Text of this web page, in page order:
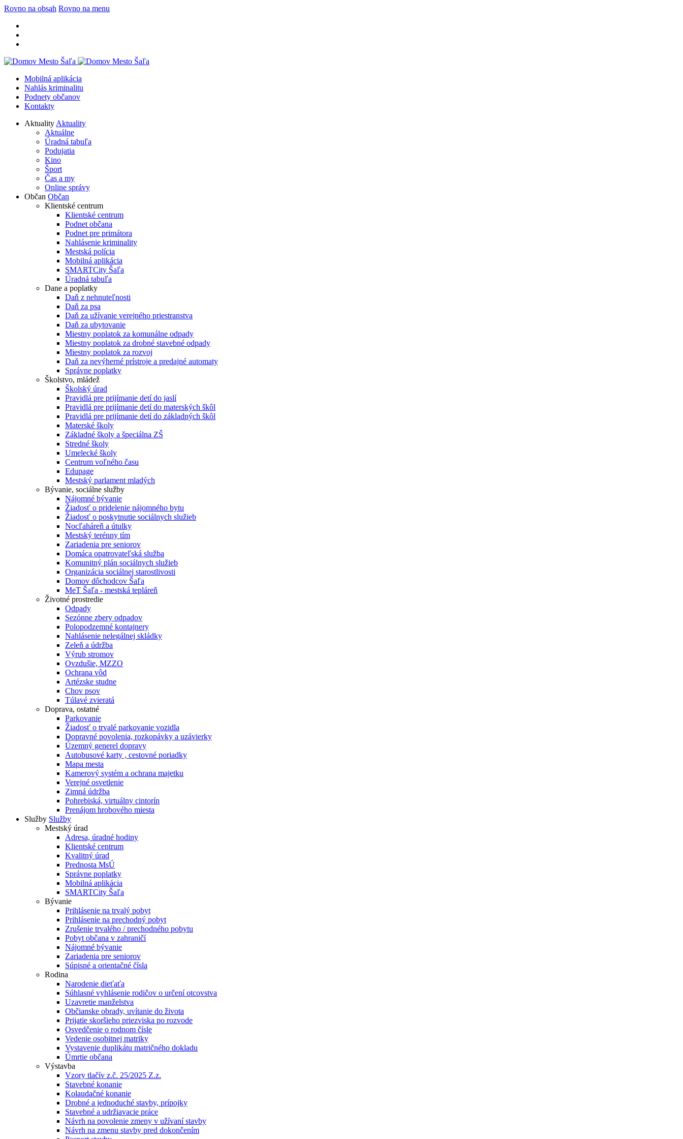
Rovno na obsah Rovno na menu
Mobilná aplikácia
Nahlás kriminalitu
Podnety občanov
Kontakty
Aktuality Aktuality
Aktuálne
Úradná tabuľa
Podujatia
Kino
Šport
Čas a my
Online správy
Občan Občan
Klientské centrum
Klientské centrum
Podnet občana
Podnet pre primátora
Nahlásenie kriminality
Mestská polícia
Mobilná aplikácia
SMARTCity Šaľa
Úradná tabuľa
Dane a poplatky
Daň z nehnuteľnosti
Daň za psa
Daň za užívanie verejného priestranstva
Daň za ubytovanie
Miestny poplatok za komunálne odpady
Miestny poplatok za drobné stavebné odpady
Miestny poplatok za rozvoj
Daň za nevýherné prístroje a predajné automaty
Správne poplatky
Školstvo, mládež
Školský úrad
Pravidlá pre prijímanie detí do jaslí
Pravidlá pre prijímanie detí do materských škôl
Pravidlá pre prijímanie detí do základných škôl
Materské školy
Základné školy a špeciálna ZŠ
Stredné školy
Umelecké školy
Centrum voľného času
Edupage
Mestský parlament mladých
Bývanie, sociálne služby
Nájomné bývanie
Žiadosť o pridelenie nájomného bytu
Žiadosť o poskytnutie sociálnych služieb
Nocľaháreň a útulky
Mestský terénny tím
Zariadenia pre seniorov
Domáca opatrovateľská služba
Komunitný plán sociálnych služieb
Organizácia sociálnej starostlivosti
Domov dôchodcov Šaľa
MeT Šaľa - mestská tepláreň
Životné prostredie
Odpady
Sezónne zbery odpadov
Polopodzemné kontajnery
Nahlásenie nelegálnej skládky
Zeleň a údržba
Výrub stromov
Ovzdušie, MZZO
Ochrana vôd
Artézske studne
Chov psov
Túlavé zvieratá
Doprava, ostatné
Parkovanie
Žiadosť o trvalé parkovanie vozidla
Dopravné povolenia, rozkopávky a uzávierky
Územný generel dopravy
Autobusové karty , cestovné poriadky
Mapa mesta
Kamerový systém a ochrana majetku
Verejné osvetlenie
Zimná údržba
Pohrebiská, virtuálny cintorín
Prenájom hrobového miesta
Služby Služby
Mestský úrad
Adresa, úradné hodiny
Klientské centrum
Kvalitný úrad
Prednosta MsÚ
Správne poplatky
Mobilná aplikácia
SMARTCity Šaľa
Bývanie
Prihlásenie na trvalý pobyt
Prihlásenie na prechodný pobyt
Zrušenie trvalého / prechodného pobytu
Pobyt občana v zahraničí
Nájomné bývanie
Zariadenia pre seniorov
Súpisné a orientačné čísla
Rodina
Narodenie dieťaťa
Súhlasné vyhlásenie rodičov o určení otcovstva
Uzavretie manželstva
Občianske obrady, uvítanie do života
Prijatie skoršieho priezviska po rozvode
Osvedčenie o rodnom čísle
Vedenie osobitnej matriky
Vystavenie duplikátu matričného dokladu
Úmrtie občana
Výstavba
Vzory tlačív z.č. 25/2025 Z.z.
Stavebné konanie
Kolaudačné konanie
Drobné a jednoduché stavby, prípojky
Stavebné a udržiavacie práce
Návrh na povolenie zmeny v užívaní stavby
Návrh na zmenu stavby pred dokončením